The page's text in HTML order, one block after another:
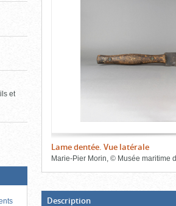
et
Lame dentée. Vue latérale
Marie-Pier Morin © Musée maritime
bloc
d'onglets
Description(Boite